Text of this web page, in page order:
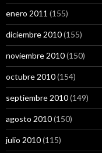
enero 2011 (155)
diciembre 2010(155)
noviembre 2010(150)
octubre 2010(154)
septiembre 2010(149)
agosto 2010(150)
julio 2010(115)